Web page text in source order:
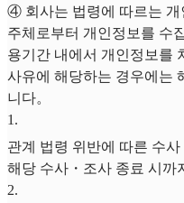
④ 회사는 법령에 따르는 개
주체로부터 개인정보를 수
용기간 내에서 개인정보를
사유에 해당하는 경우에는
니다。
1 .
관계 법령 위반에 따른 수
해당 수사・조사 종료 시까
2.